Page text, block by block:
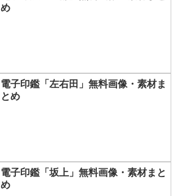
め
電子印鑑「左右田」無料画像・素材ま
とめ
電子印鑑「坂上」無料画像・素材まと
め